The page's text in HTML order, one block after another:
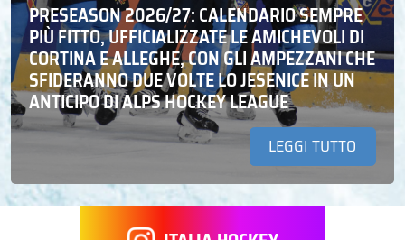
PRESEASON 2026/27: CALENDARIO SEMPRE
PIÙ FITTO, UFFICIALIZZATE LE AMICHEVOLI DI
CORTINA E ALLEGHE, CON GLI AMPEZZANI CHE
SFIDERANNO DUE VOLTE LO JESENICE IN UN
ANTICIPO DI ALPS HOCKEY LEAGUE
LEGGI TUTTO